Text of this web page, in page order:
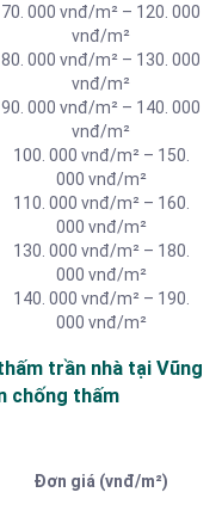
70. 000 vnđ/m² – 120. 000
vnđ/m²
80. 000 vnđ/m² – 130. 000
vnđ/m²
90. 000 vnđ/m² – 140. 000
vnđ/m²
100. 000 vnđ/m² – 150.
000 vnđ/m²
110. 000 vnđ/m² – 160.
000 vnđ/m²
130. 000 vnđ/m² – 180.
000 vnđ/m²
140. 000 vnđ/m² – 190.
000 vnđ/m²
trần nhà tại Vũng
chống thấm
Đơn giá (vnđ/m²)